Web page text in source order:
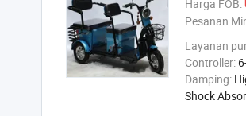
Harga FOB:
Pesanan
Layanan
Controller:
Damping:
Shock